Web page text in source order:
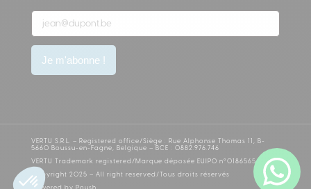
Veuillez
laisser
Je m'abonne !
VERTU S.R.L. – Registered office/Siège : Rue Alphonse Thomas 11, B-
5660 Boussu-en-Fagne, Belgique – BCE : 0882.976.746
VERTU Trademark registered/Marque déposée EUIPO n°018656548
Copyright 2025 – All right reserved/Tous droits réservés
Powered by Poush